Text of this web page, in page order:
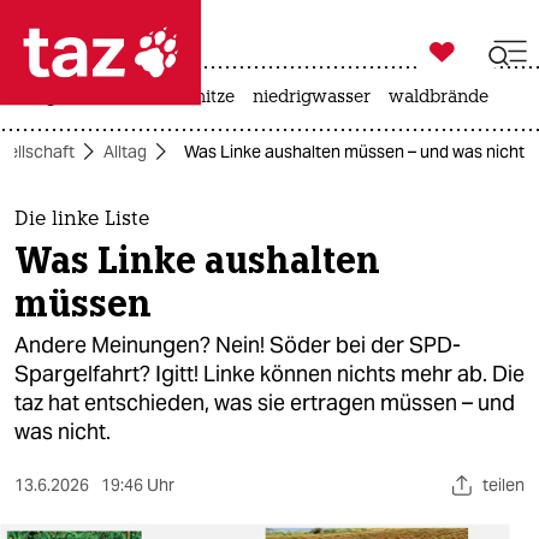
 taz zahl ich
taz zahl ich
themen
politik
öko
gesellschaft
kultur
sport

taz zahl ich
hitze niedrigwasser waldbrände
Alltag Was Linke aushalten müssen – und was nicht
Die linke Liste
Was Linke aushalten
müssen
Andere Meinungen? Nein! Söder bei der SPD-
Spargelfahrt? Igitt! Linke können nichts mehr ab. Die
taz hat entschieden, was sie ertragen müssen – und
was nicht.
13.6.2026 19:46 Uhr teilen